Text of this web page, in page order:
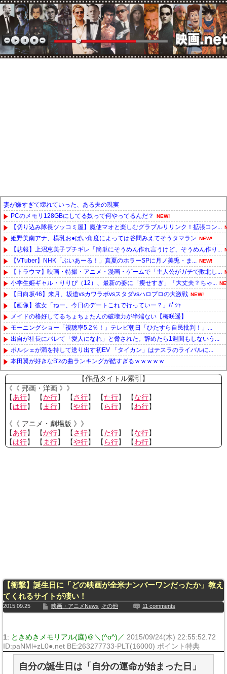
妻が嫌すぎて壊れていった、ある夫の現実
PCのメモリ128GBにしてる奴って何やってるんだ？
NEW!
【切り込み隊長ツッコミ屋】魔使マオと楽しむグラブルリリンク！拡張コン...
姫野美南アナ、横乳お●ぱい角度によっては谷間みえてそうタマラン NEW!
【悲報】上沼恵美子ブチギレ「簡単にそうめん作れ言うけど、そうめん作り...
【VTuber】NHK「ぶいあーる！」真夏のホラーSPに月ノ美兎・ま... NEW!
【トラウマ】映画・特撮・アニメ・漫画・ゲームで「主人公がガチで敗北し...
小学生姫ギャル・りりぴ（12）、最新の姿に「痩せすぎ」「大丈夫？ちゃ...
【日向坂46】来月、坂道vsカワラボvsスタダvsハロプロの大激戦 NEW!
【画像】彼女「ねー、今日のデートこれで行っていー？」ﾊﾟｼｬ
メイドの格好してるちょちょたんの破壊力が半端ない【梅咲遥】
モーニングショー「視聴率5.2％！」テレビ朝日「ひたすら自民批判！」...
出自が社長にバレて「愛人になれ」と脅された。辞めたら1週間もしないう...
ポルシェが満を持して送り出す初EV 「タイカン」はテスラのライバルに...
本田翼が好きなB'zの曲ランキングが酷すぎるｗｗｗｗｗ
Powered by livedoor 相互RSS
【作品タイトル索引】
《《 邦画・洋画 》》
【あ行】 【か行】 【さ行】 【た行】 【な行】
【は行】 【 ま行】 【や行】 【 ら行】 【わ行】
《《 アニメ・劇場版 》》
【あ行】 【か行】 【さ行】 【た行】 【な行】
【は行】 【 ま行】 【や行】 【 ら行】 【わ行】
【衝撃】誕生日に「どの映画が全米ナンバーワンだったか」教え
てくれるサイトが凄い！
2015.09.25 映画・アニメNews その他 11 comments
1: ときめきメモリアル(庭)＠＼(^o^)／ 2015/09/24(木) 22:55:52.72
ID:paNMl+zL0●.net BE:263277733-PLT(16000) ポイント特典
自分の誕生日は「自分の運命が始まった日」